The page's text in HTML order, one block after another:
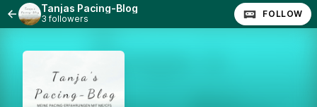
Tanjas Pacing-Blog
3 followers FOLLOW